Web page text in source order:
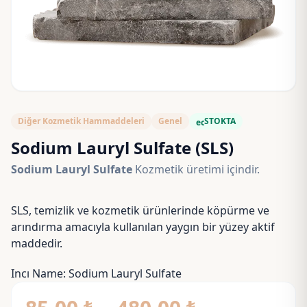
Diğer Kozmetik Hammaddeleri Genel ecoSTOKTA
Sodium Lauryl Sulfate (SLS)
Sodium Lauryl Sulfate Kozmetik üretimi içindir.
SLS, temizlik ve kozmetik ürünlerinde köpürme ve
arındırma amacıyla kullanılan yaygın bir yüzey aktif
maddedir.
Cas no: 151-21-3
Incı Name: Sodium Lauryl Sulfate